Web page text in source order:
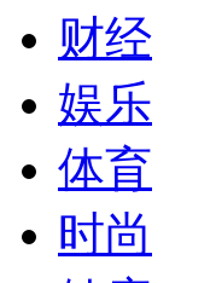
财经
娱乐
体育
时尚